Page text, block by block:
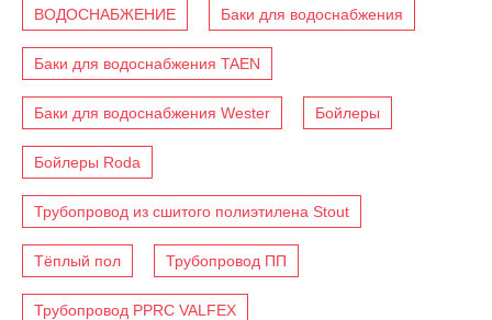
ВОДОСНАБЖЕНИЕ Баки для водоснабжения
Баки для водоснабжения TAEN
Баки для водоснабжения Wester Бойлеры
Бойлеры Roda
Трубопровод из сшитого полиэтилена Stout
Тёплый пол Трубопровод ПП
Трубопровод PPRC VALFEX